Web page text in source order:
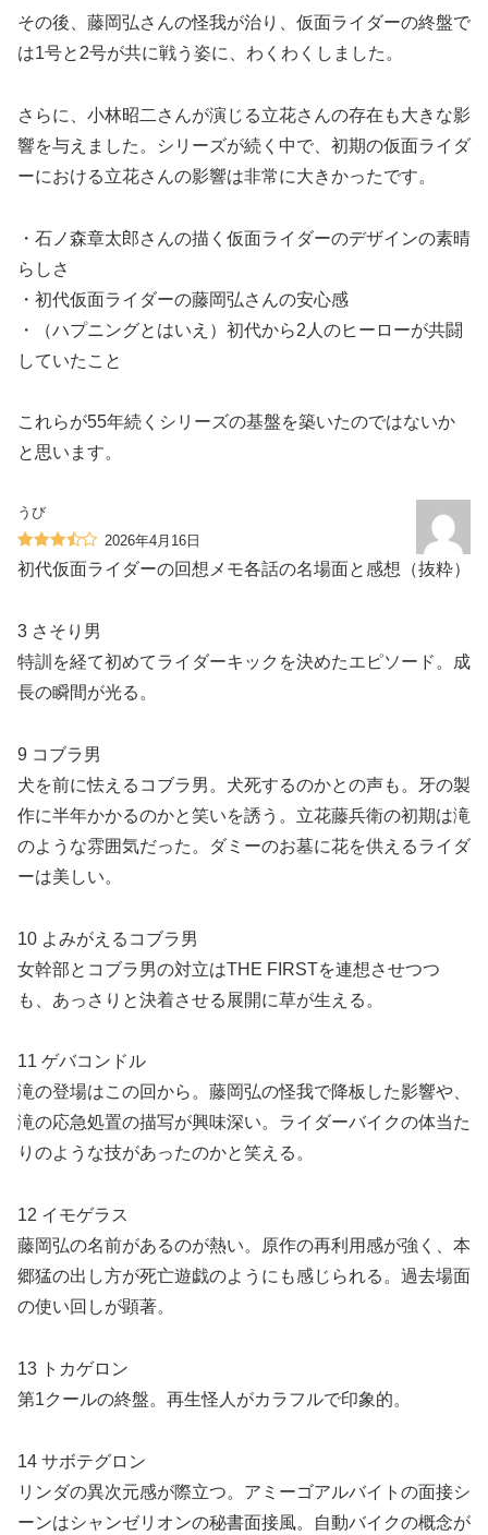
その後、藤岡弘さんの怪我が治り、仮面ライダーの終盤で
は1号と2号が共に戦う姿に、わくわくしました。
さらに、小林昭二さんが演じる立花さんの存在も大きな影
響を与えました。シリーズが続く中で、初期の仮面ライダ
ーにおける立花さんの影響は非常に大きかったです。
・石ノ森章太郎さんの描く仮面ライダーのデザインの素晴
らしさ
・初代仮面ライダーの藤岡弘さんの安心感
・（ハプニングとはいえ）初代から2人のヒーローが共闘
していたこと
これらが55年続くシリーズの基盤を築いたのではないか
と思います。
うび
2026年4月16日
初代仮面ライダーの回想メモ各話の名場面と感想（抜粋）
3 さそり男
特訓を経て初めてライダーキックを決めたエピソード。成
長の瞬間が光る。
9 コブラ男
犬を前に怯えるコブラ男。犬死するのかとの声も。牙の製
作に半年かかるのかと笑いを誘う。立花藤兵衛の初期は滝
のような雰囲気だった。ダミーのお墓に花を供えるライダ
ーは美しい。
10 よみがえるコブラ男
女幹部とコブラ男の対立はTHE FIRSTを連想させつつ
も、あっさりと決着させる展開に草が生える。
11 ゲバコンドル
滝の登場はこの回から。藤岡弘の怪我で降板した影響や、
滝の応急処置の描写が興味深い。ライダーバイクの体当た
りのような技があったのかと笑える。
12 イモゲラス
藤岡弘の名前があるのが熱い。原作の再利用感が強く、本
郷猛の出し方が死亡遊戯のようにも感じられる。過去場面
の使い回しが顕著。
13 トカゲロン
第1クールの終盤。再生怪人がカラフルで印象的。
14 サボテグロン
リンダの異次元感が際立つ。アミーゴアルバイトの面接シ
ーンはシャンゼリオンの秘書面接風。自動バイクの概念が